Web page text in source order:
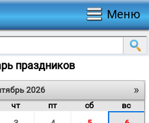
Меню
праздников
»
2026
чт пт сб
вс